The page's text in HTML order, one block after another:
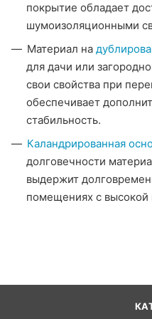
покрытие обладает
шумоизоляционными
Материал на
для дачи или
свои свойства при
обеспечивает
стабильность.
Каландрированная
долговечности
выдержит
помещениях с